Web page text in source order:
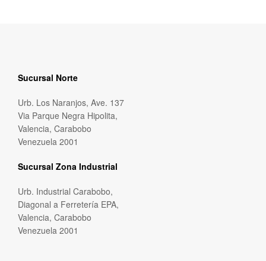
Sucursal Norte
Urb. Los Naranjos, Ave. 137
Via Parque Negra Hipolita,
Valencia, Carabobo
Venezuela 2001
Sucursal Zona Industrial
Urb. Industrial Carabobo,
Diagonal a Ferretería EPA,
Valencia, Carabobo
Venezuela 2001